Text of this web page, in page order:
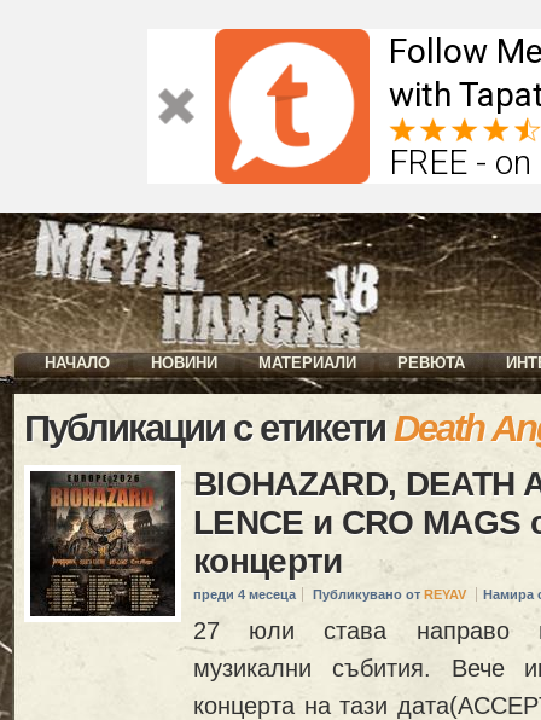
Follow
with
FREE -
НАЧАЛО НОВИНИ МАТЕРИАЛИ РЕВЮТА
Публикации с етикетиDeath
BIOHAZARD, DEATH
LENCE и CRO MAGS
концерти
преди 4 месеца Публикувано от REYAV Намира
27 юли става направо
музикални събития. Вече
концерта на тази